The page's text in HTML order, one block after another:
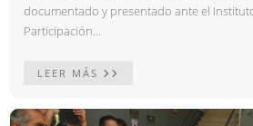
documentado y presentado ante el
Participación...
LEER MÁS